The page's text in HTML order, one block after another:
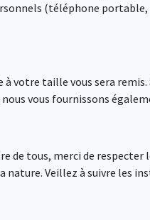
(téléphone
à votre taille vous sera
vous fournissons
de tous, merci de respecter
nature. Veillez à suivre les